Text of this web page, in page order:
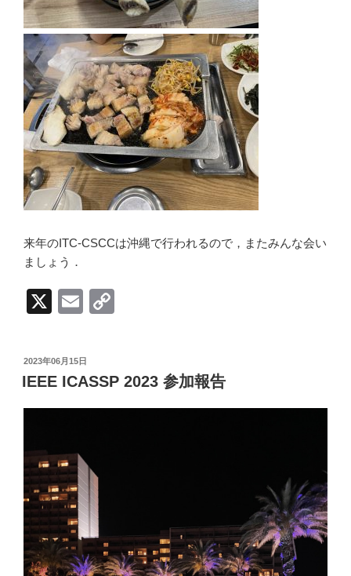
来年のITC-CSCCは沖縄で行われるので，またみんな会い
ましょう．
X
E
ail
y
Li
投
稿
日:
2023年06月15日
IEEE ICASSP 2023 参加報告